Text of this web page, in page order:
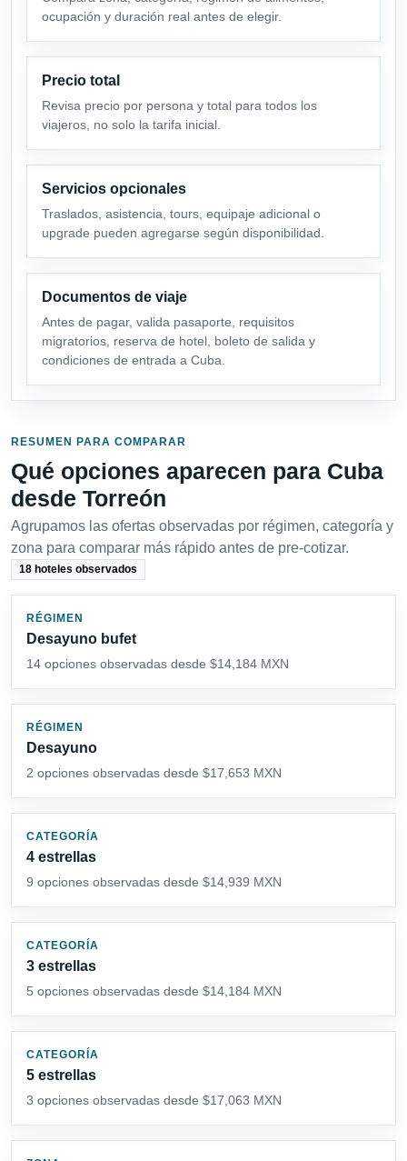
ocupación y duración real antes de elegir.
Precio total
Revisa precio por persona y total para todos los
viajeros, no solo la tarifa inicial.
Servicios opcionales
Traslados, asistencia, tours, equipaje adicional o
upgrade pueden agregarse según disponibilidad.
Documentos de viaje
Antes de pagar, valida pasaporte, requisitos
migratorios, reserva de hotel, boleto de salida y
condiciones de entrada a Cuba.
RESUMEN PARA COMPARAR
Qué opciones aparecen para Cuba
desde Torreón
Agrupamos las ofertas observadas por régimen, categoría y
zona para comparar más rápido antes de pre-cotizar.
18 hoteles observados
RÉGIMEN
Desayuno bufet
14 opciones observadas desde $14,184 MXN
RÉGIMEN
Desayuno
2 opciones observadas desde $17,653 MXN
CATEGORÍA
4 estrellas
9 opciones observadas desde $14,939 MXN
CATEGORÍA
3 estrellas
5 opciones observadas desde $14,184 MXN
CATEGORÍA
5 estrellas
3 opciones observadas desde $17,063 MXN